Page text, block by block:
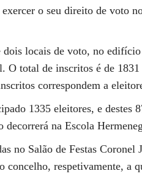
o seu direito de voto
dois locais de voto, no edifício
total de inscritos é de 1831
correspondem a
1335 eleitores, e destes
na Escola
no Salão de Festas Coronel
respetivamente, a